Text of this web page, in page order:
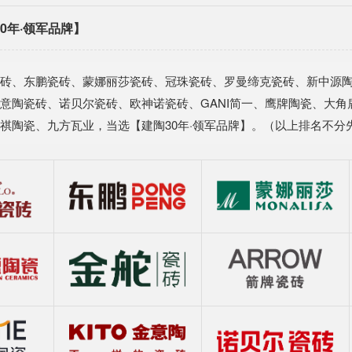
·领军品牌】
、东鹏瓷砖、蒙娜丽莎瓷砖、冠珠瓷砖、罗曼缔克瓷砖、新中源
陶瓷砖、诺贝尔瓷砖、欧神诺瓷砖、GANI简一、鹰牌陶瓷、大
陶瓷、九方瓦业，当选【建陶30年·领军品牌】。（以上排名不分